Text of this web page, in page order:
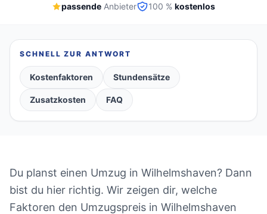
passende Anbieter 100 % kostenlos
SCHNELL ZUR ANTWORT
Kostenfaktoren Stundensätze
Zusatzkosten FAQ
Du planst einen Umzug in Wilhelmshaven? Dann
bist du hier richtig. Wir zeigen dir, welche
Faktoren den Umzugspreis in Wilhelmshaven